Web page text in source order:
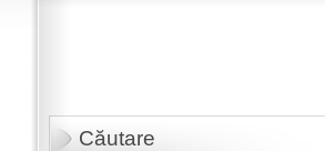
Căutare